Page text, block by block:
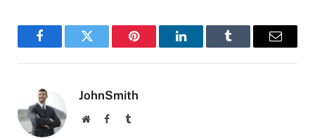
FacebookTwitter Pinterest LinkedInTumblr Email
JohnSmith
WebsiteFacebookTumblr